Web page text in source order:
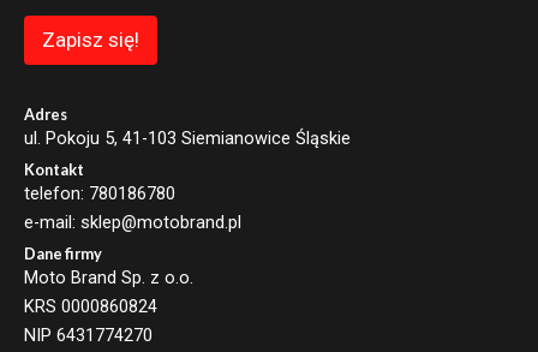
Zapisz się!
Adres
ul. Pokoju 5, 41-103 Siemianowice Śląskie
Kontakt
telefon: 780186780
e-mail: sklep@motobrand.pl
Dane firmy
Moto Brand Sp. z o.o.
KRS 0000860824
NIP 6431774270